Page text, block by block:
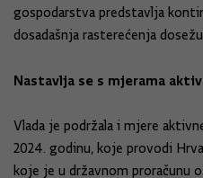
gospodarstva predstavlja
dosadašnja rasterećenja
Nastavlja se s mjerama
Vlada je podržala i mjere
2024. godinu, koje provodi
koje je u državnom proračunu